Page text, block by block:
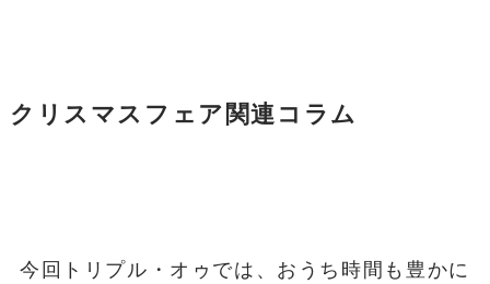
クリスマスフェア関連コラム
今回トリプル・オゥでは、おうち時間も豊かに